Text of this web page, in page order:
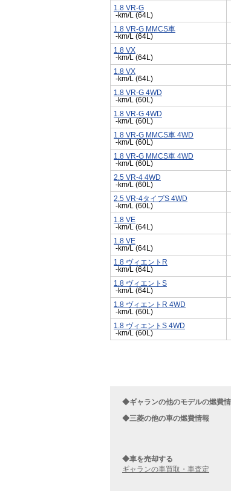
1.8 VR-G
-km/L (64L)
1.8 VR-G MMCS車
-km/L (64L)
1.8 VX
-km/L (64L)
1.8 VX
-km/L (64L)
1.8 VR-G 4WD
-km/L (60L)
1.8 VR-G 4WD
-km/L (60L)
1.8 VR-G MMCS車 4WD
-km/L (60L)
1.8 VR-G MMCS車 4WD
-km/L (60L)
2.5 VR-4 4WD
-km/L (60L)
2.5 VR-4タイプS 4WD
-km/L (60L)
1.8 VE
-km/L (64L)
1.8 VE
-km/L (64L)
1.8 ヴィエントR
-km/L (64L)
1.8 ヴィエントS
-km/L (64L)
1.8 ヴィエントR 4WD
-km/L (60L)
1.8 ヴィエントS 4WD
-km/L (60L)
◆ギャランの他のモデルの燃費
◆三菱の他の車の燃費情報
◆車を売却する
ギャランの車買取・車査定